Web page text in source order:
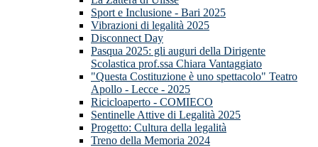
Sport e Inclusione - Bari 2025
Vibrazioni di legalità 2025
Disconnect Day
Pasqua 2025: gli auguri della Dirigente
Scolastica prof.ssa Chiara Vantaggiato
"Questa Costituzione è uno spettacolo" Teatro
Apollo - Lecce - 2025
Ricicloaperto - COMIECO
Sentinelle Attive di Legalità 2025
Progetto: Cultura della legalità
Treno della Memoria 2024